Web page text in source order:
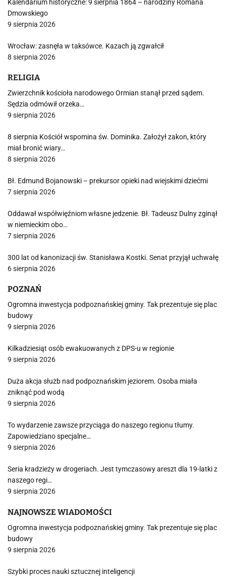
Kalendarium historyczne: 9 sierpnia 1864 – narodziny Romana
Dmowskiego
9 sierpnia 2026
Wrocław: zasnęła w taksówce. Kazach ją zgwałcił
8 sierpnia 2026
RELIGIA
Zwierzchnik kościoła narodowego Ormian stanął przed sądem.
Sędzia odmówił orzeka…
9 sierpnia 2026
8 sierpnia Kościół wspomina św. Dominika. Założył zakon, który
miał bronić wiary…
8 sierpnia 2026
Bł. Edmund Bojanowski – prekursor opieki nad wiejskimi dziećmi
7 sierpnia 2026
Oddawał współwięźniom własne jedzenie. Bł. Tadeusz Dulny zginął
w niemieckim obo…
7 sierpnia 2026
300 lat od kanonizacji św. Stanisława Kostki. Senat przyjął uchwałę
6 sierpnia 2026
POZNAŃ
Ogromna inwestycja podpoznańskiej gminy. Tak prezentuje się plac
budowy
9 sierpnia 2026
Kilkadziesiąt osób ewakuowanych z DPS-u w regionie
9 sierpnia 2026
Duża akcja służb nad podpoznańskim jeziorem. Osoba miała
zniknąć pod wodą
9 sierpnia 2026
To wydarzenie zawsze przyciąga do naszego regionu tłumy.
Zapowiedziano specjalne…
9 sierpnia 2026
Seria kradzieży w drogeriach. Jest tymczasowy areszt dla 19-latki z
naszego regi…
9 sierpnia 2026
NAJNOWSZE WIADOMOŚCI
Ogromna inwestycja podpoznańskiej gminy. Tak prezentuje się plac
budowy
9 sierpnia 2026
Szybki proces nauki sztucznej inteligencji